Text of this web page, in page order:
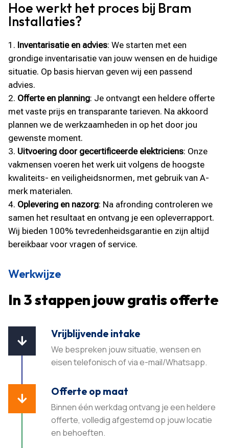
Hoe werkt het proces bij Bram
Installaties?
Inventarisatie en advies: We starten met een
grondige inventarisatie van jouw wensen en de huidige
situatie. Op basis hiervan geven wij een passend
advies.
Offerte en planning: Je ontvangt een heldere offerte
met vaste prijs en transparante tarieven. Na akkoord
plannen we de werkzaamheden in op het door jou
gewenste moment.
Uitvoering door gecertificeerde elektriciens: Onze
vakmensen voeren het werk uit volgens de hoogste
kwaliteits- en veiligheidsnormen, met gebruik van A-
merk materialen.
Oplevering en nazorg: Na afronding controleren we
samen het resultaat en ontvang je een opleverrapport.
Wij bieden 100% tevredenheidsgarantie en zijn altijd
bereikbaar voor vragen of service.
Werkwijze
In 3 stappen jouw gratis offerte

Vrijblijvende intake
We bespreken jouw situatie, wensen en
eisen telefonisch of via e-mail/Whatsapp.

Offerte op maat
Binnen één werkdag ontvang je een heldere
offerte, volledig afgestemd op jouw locatie
en behoeften.​